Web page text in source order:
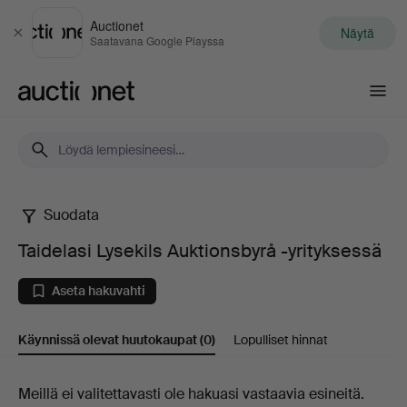
Sulje
Auctionet
Saatavana Google Playssa Näytä
Taidelasi
Lysekils
Auktionsbyrå
Suodata
Taidelasi Lysekils Auktionsbyrå -yrityksessä
Aseta hakuvahti
Käynnissä olevat huutokaupat(0) Lopulliset hinnat
Käynnissä
Meillä ei valitettavasti ole hakuasi vastaavia esineitä.